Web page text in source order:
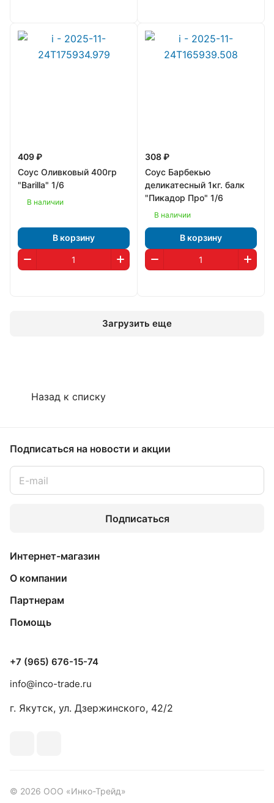
409 ₽
Соус Оливковый 400гр
"Barilla" 1/6
В наличии
В корзину
308 ₽
Соус Барбекью
деликатесный 1кг. балк
"Пикадор Про" 1/6
В наличии
В корзину
Загрузить еще
Назад к списку
Подписаться на новости и акции
Подписаться
Интернет-магазин
О компании
Партнерам
Помощь
+7 (965) 676-15-74
info@inco-trade.ru
г. Якутск, ул. Дзержинского, 42/2
© 2026 ООО «Инко-Трейд»